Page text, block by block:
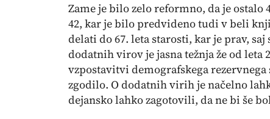
Zame je bilo zelo reformno, da je ostalo
42, kar je bilo predvideno tudi v beli
delati do 67. leta starosti, kar je prav,
dodatnih virov je jasna težnja že od leta
vzpostavitvi demografskega
zgodilo. O dodatnih virih je načelno
dejansko lahko zagotovili, da ne bi še